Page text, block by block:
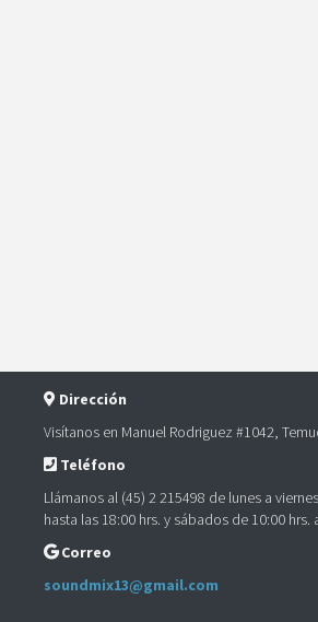
Dirección
Visítanos en Manuel Rodriguez #1042,
Teléfono
Llámanos al (45) 2 215498 de lunes a
hasta las 18:00 hrs. y sábados de 10:00 hrs.
Correo
soundmix13@gmail.com